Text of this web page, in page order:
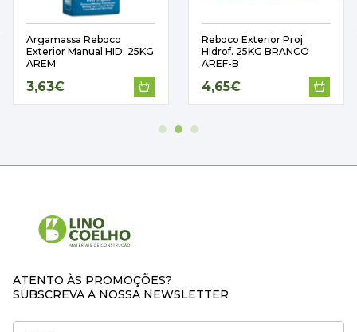
Argamassa Reboco
Exterior Manual HID. 25KG
AREM
3,63€
Reboco Exterior Proj
Hidrof. 25KG BRANCO
AREF-B
4,65€
ATENTO ÀS PROMOÇÕES?
SUBSCREVA A NOSSA NEWSLETTER